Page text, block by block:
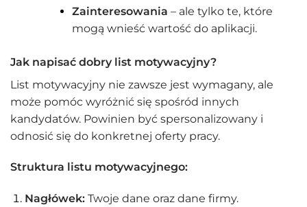
Zainteresowania – ale tylko te, które
mogą wnieść wartość do aplikacji.
Jak napisać dobry list motywacyjny?
List motywacyjny nie zawsze jest wymagany, ale
może pomóc wyróżnić się spośród innych
kandydatów. Powinien być spersonalizowany i
odnosić się do konkretnej oferty pracy.
Struktura listu motywacyjnego:
Nagłówek:Twoje dane oraz dane firmy.